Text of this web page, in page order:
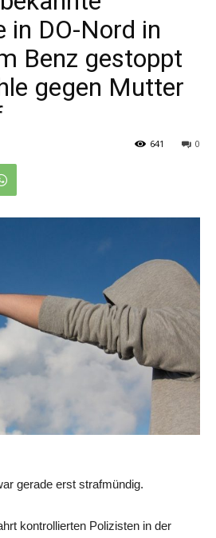
in DO-Nord in
Benz gestoppt
gegen Mutter
0
641
gerade erst strafmündig.
kontrollierten Polizisten in der